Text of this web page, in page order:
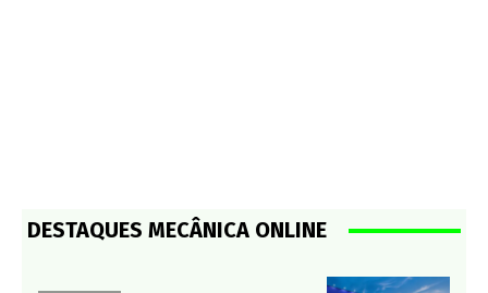
DESTAQUES MECÂNICA ONLINE